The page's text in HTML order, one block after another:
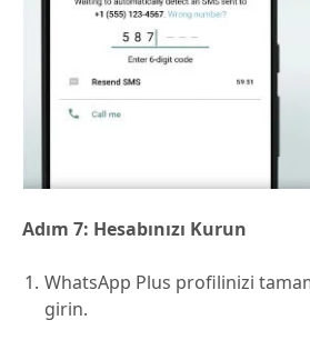
Adım 7: Hesabınızı Kurun
WhatsApp Plus profilinizi
girin.